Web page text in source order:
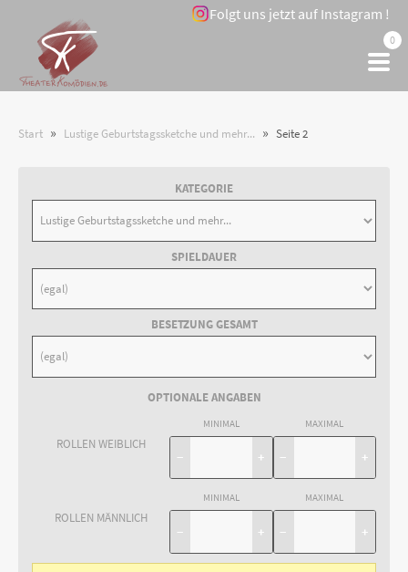
Folgt uns jetzt auf Instagram !
0
Start » Lustige Geburtstagssketche und mehr... » Seite 2
KATEGORIE
SPIELDAUER
BESETZUNG GESAMT
OPTIONALE ANGABEN
ROLLEN WEIBLICH
MINIMAL
− +
MAXIMAL
− +
ROLLEN MÄNNLICH
MINIMAL
− +
MAXIMAL
− +